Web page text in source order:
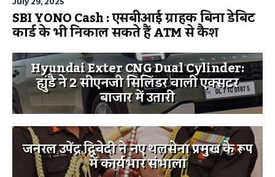
SBI YONO Cash : एसबीआई ग्राहक बिना डेबिट
कार्ड के भी निकाल सकते हैं ATM से कैश
Hyundai Exter CNG Dual Cylinder:
ह्युंडै ने 2 सीएनजी सिलिंडर वाली एक्सटर
बाजार में उतारी
जनरल उपेंद्र द्विवेदी ने नए थलसेना प्रमुख के रूप
में कार्यभार संभाला